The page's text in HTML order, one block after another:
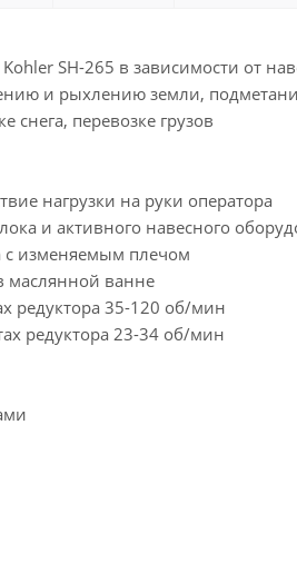
SH-265 в зависимости от
и рыхлению земли,
перевозке грузов
нагрузки на руки оператора
и активного навесного
с изменяемым плечом
маслянной ванне
редуктора 35-120 об/мин
редуктора 23-34 об/мин